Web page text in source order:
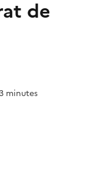
de
minutes